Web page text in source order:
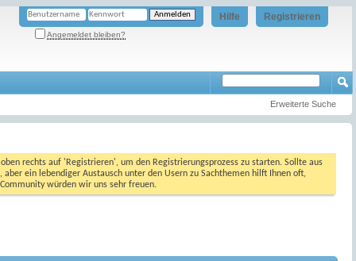
Registrieren
Hilfe
Angemeldet bleiben?
Erweiterte Suche
rechts auf 'Registrieren', um den Registrierungsprozess zu starten. Sollte aus
ein lebendiger Austausch unter den Usern zu Sachthemen hilft Ihnen oft,
würden wir uns sehr freuen.